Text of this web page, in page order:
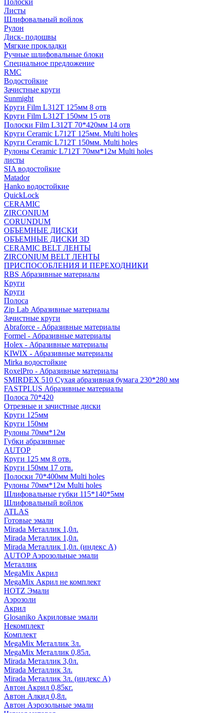
Полоски
Листы
Шлифовальный войлок
Рулон
Диск- подошвы
Мягкие прокладки
Ручные шлифовальные блоки
Специальное предложение
RMC
Водостойкие
Зачистные круги
Sunmight
Круги Film L312T 125мм 8 отв
Круги Film L312T 150мм 15 отв
Полоски Film L312T 70*420мм 14 отв
Круги Ceramic L712T 125мм. Multi holes
Круги Ceramic L712T 150мм. Multi holes
Рулоны Ceramic L712T 70мм*12м Multi holes
листы
SIA водостойкие
Matador
Hanko водостойкие
QuickLock
CERAMIC
ZIRCONIUM
СORUNDUM
ОБЪЕМНЫЕ ДИСКИ
ОБЪЕМНЫЕ ДИСКИ 3D
CERAMIC BELT ЛЕНТЫ
ZIRCONIUM BELT ЛЕНТЫ
ПРИСПОСОБЛЕНИЯ И ПЕРЕХОДНИКИ
RBS Абразивные материалы
Круги
Круги
Полоса
Zip Lab Абразивные материалы
Зачистные круги
Abraforce - Абразивные материалы
Formel - Абразивные материалы
Holex - Абразивные материалы
KIWIX - Абразивные материалы
Mirka водостойкие
RoxelPro - Абразивные материалы
SMIRDEX 510 Сухая абразивная бумага 230*280 мм
FASTPLUS Абразивные материалы
Полоса 70*420
Отрезные и зачистные диски
Круги 125мм
Круги 150мм
Рулоны 70мм*12м
Губки абразивные
AUTOP
Круги 125 мм 8 отв.
Круги 150мм 17 отв.
Полоски 70*400мм Multi holes
Рулоны 70мм*12м Multi holes
Шлифовальные губки 115*140*5мм
Шлифовальный войлок
ATLAS
Готовые эмали
Mirada Металлик 1,0л.
Mirada Металлик 1,0л.
Mirada Металлик 1,0л. (индекс А)
AUTOP Аэрозольные эмали
Металлик
MegaMix Акрил
MegaMix Акрил не комплект
HOTZ Эмали
Аэрозоли
Акрил
Glosaniko Акриловые эмали
Некомплект
Комплект
MegaMix Металлик 3л.
MegaMix Металлик 0,85л.
Mirada Металлик 3,0л.
Mirada Металлик 3л.
Mirada Металлик 3л. (индекс А)
Автон Акрил 0,85кг.
Автон Алкид 0,8л.
Автон Аэрозольные эмали